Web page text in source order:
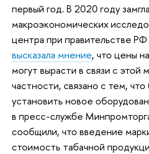
первый год. В 2020 году
макроэкономических
центра при правительстве
высказала мнение, что цены
могут вырасти в связи с этой
частности, связано с тем,
установить новое
в пресс-службе
сообщили, что введение
стоимость табачной